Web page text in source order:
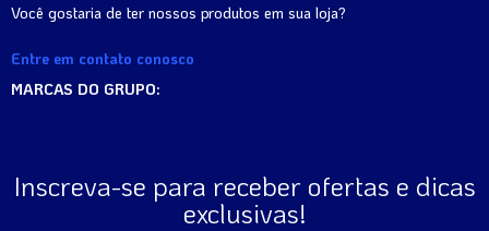
Você gostaria de ter nossos produtos em sua loja?
Entre em contato conosco
MARCAS DO GRUPO:
Inscreva-se para receber ofertas e dicas
exclusivas!